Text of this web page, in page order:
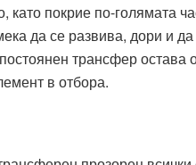
покрие по-голямата
да се развива, дори и
трансфер остава
в отбора.